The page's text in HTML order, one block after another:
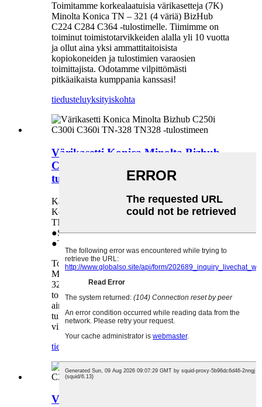
Toimitamme korkealaatuisia värikasetteja (7K)
Minolta Konica TN – 321 (4 väriä) BizHub
C224 C284 C364 -tulostimelle. Tiimimme on
toiminut toimistotarvikkeiden alalla yli 10 vuotta
ja ollut aina yksi ammattitaitoisista
kopiokoneiden ja tulostimien varaosien
toimittajista. Odotamme vilpittömästi
pitkäaikaista kumppania kanssasi!
tiedusteluyksityiskohta
Värikasetti Konica Minolta Bizhub
C250i C300i C360i TN-328 TN328 -
tulostimeen
Käytetään seuraavissa malleissa: Minolta,
Konica, Bizhub C250i, C300i, C360i, TN-328,
TN328
●Suoramyynti tehtaalta
●Tarkka yhteensovitus
Toimitamme korkealaatuisia värikasetteja (7K)
Minolta Konica Bizhub C250i C300i C360i TN-
328 TN328 -tulostimeen. Tiimimme on toiminut
toimistotarvikkeiden alalla yli 10 vuotta ja ollut
aina yksi ammattitaitoisista kopiokoneiden ja
tulostimien varaosien toimittajista. Odotamme
vilpittömästi pitkäaikaista kumppania kanssasi!
tiedustelu
Värikasetti Konica Minolta Bizhub